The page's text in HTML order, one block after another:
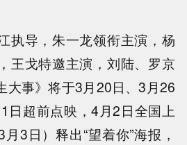
执导，朱一龙领衔主演，杨
王戈特邀主演，刘陆、罗京
大事》将于3月20日、3月26
日超前点映 ，4月2日全国上
月3日）释出“望着你”海报，